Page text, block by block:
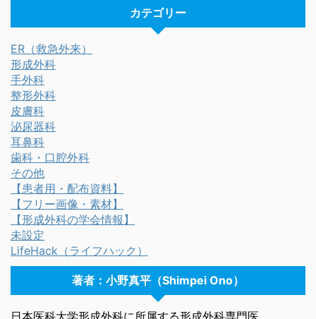
カテゴリー
ER（救急外来）
形成外科
手外科
整形外科
皮膚科
泌尿器科
耳鼻科
歯科・口腔外科
その他
【患者用・配布資料】
【フリー画像・素材】
【形成外科の学会情報】
未設定
LifeHack（ライフハック）
著者：小野真平（Shimpei Ono）
日本医科大学形成外科に所属する形成外科専門医。